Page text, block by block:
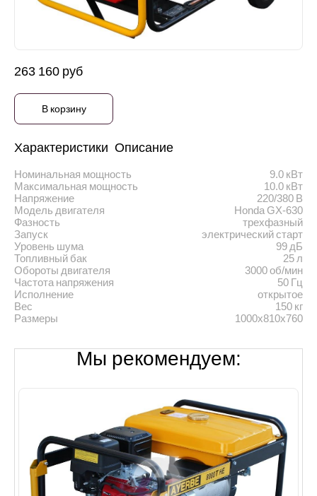
263 160 руб
В корзину
Характеристики Описание
Номинальная мощность
9.0 кВт
Максимальная мощность
10.0 кВт
Напряжение
220/380 В
Модель двигателя
Honda GX-630
Фазность
трехфазный
Запуск
электрический старт
Уровень шума
99 дБ
Топливный бак
25 л
Обороты двигателя
3000 об/мин
Частота напряжения
50 Гц
Исполнение
открытое
Вес
150 кг
Размеры
1000х810х760
Мы рекомендуем: